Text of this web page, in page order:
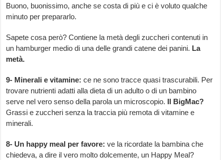
Buono, buonissimo, anche se costa di più e ci è voluto qualche
minuto per prepararlo.
Sapete cosa però? Contiene la metà degli zuccheri contenuti in
un hamburger medio di una delle grandi catene dei panini. La
metà.
9- Minerali e vitamine:ce ne sono tracce quasi trascurabili. Per
trovare nutrienti adatti alla dieta di un adulto o di un bambino
serve nel vero senso della parola un microscopio. Il BigMac?
Grassi e zuccheri senza la traccia più remota di vitamine e
minerali.
8- Un happy meal per favore:ve la ricordate la bambina che
chiedeva, a dire il vero molto dolcemente, un Happy Meal?